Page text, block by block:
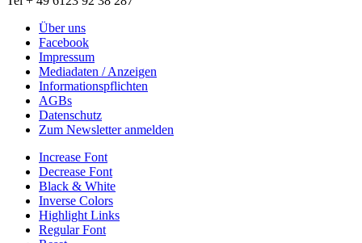
Über uns
Facebook
Impressum
Mediadaten / Anzeigen
Informationspflichten
AGBs
Datenschutz
Zum Newsletter anmelden
Increase Font
Decrease Font
Black & White
Inverse Colors
Highlight Links
Regular Font